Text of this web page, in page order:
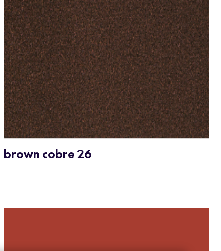
brown cobre 26